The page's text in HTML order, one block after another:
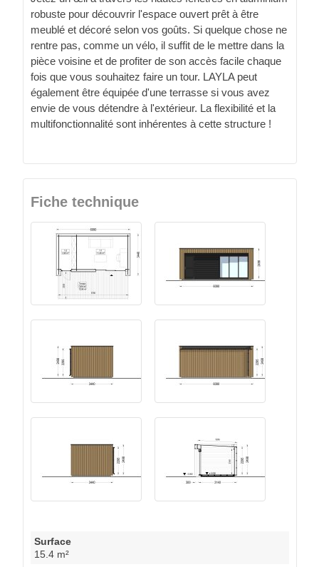
robuste pour découvrir l'espace ouvert prêt à être
meublé et décoré selon vos goûts. Si quelque chose ne
rentre pas, comme un vélo, il suffit de le mettre dans la
pièce voisine et de profiter de son accès facile chaque
fois que vous souhaitez faire un tour. LAYLA peut
également être équipée d'une terrasse si vous avez
envie de vous détendre à l'extérieur. La flexibilité et la
multifonctionnalité sont inhérentes à cette structure !
Fiche technique
Surface
15.4 m²